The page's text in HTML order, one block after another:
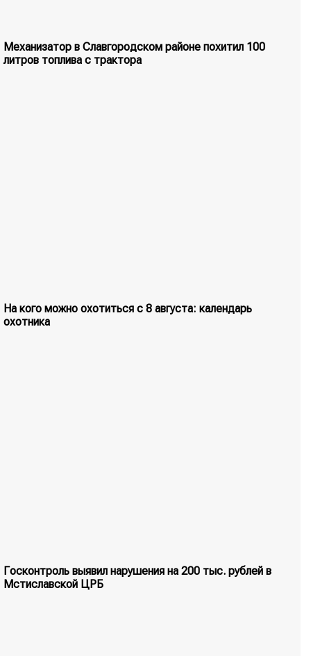
Механизатор в Славгородском районе похитил 100
литров топлива с трактора
На кого можно охотиться с 8 августа: календарь
охотника
Госконтроль выявил нарушения на 200 тыс. рублей в
Мстиславской ЦРБ